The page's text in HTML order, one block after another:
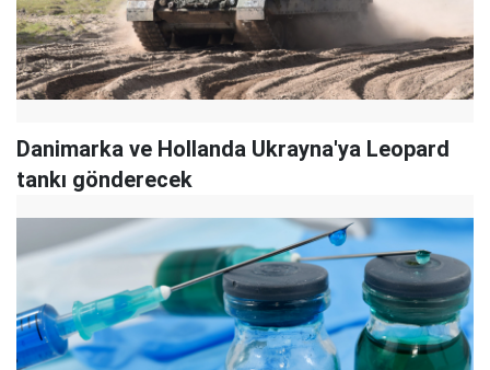
Danimarka ve Hollanda Ukrayna'ya Leopard
tankı gönderecek